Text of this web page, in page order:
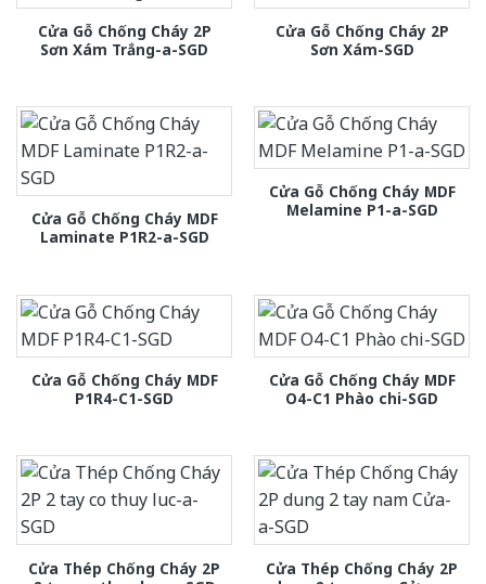
Cửa Gỗ Chống Cháy 2P
Sơn Xám Trắng-a-SGD
Cửa Gỗ Chống Cháy 2P
Sơn Xám-SGD
Cửa Gỗ Chống Cháy MDF
Laminate P1R2-a-SGD
Cửa Gỗ Chống Cháy MDF
Melamine P1-a-SGD
Cửa Gỗ Chống Cháy MDF
P1R4-C1-SGD
Cửa Gỗ Chống Cháy MDF
O4-C1 Phào chi-SGD
Cửa Thép Chống Cháy 2P
Cửa Thép Chống Cháy 2P